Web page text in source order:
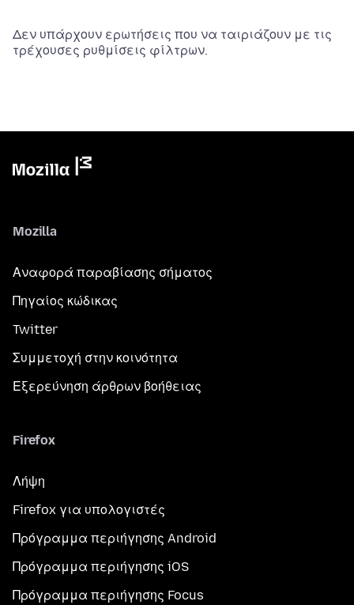
Δεν υπάρχουν ερωτήσεις που να ταιριάζουν με τις
τρέχουσες ρυθμίσεις φίλτρων.
Mozilla
Αναφορά παραβίασης σήματος
Πηγαίος κώδικας
Twitter
Συμμετοχή στην κοινότητα
Εξερεύνηση άρθρων βοήθειας
Firefox
Λήψη
Firefox για υπολογιστές
Πρόγραμμα περιήγησης Android
Πρόγραμμα περιήγησης iOS
Πρόγραμμα περιήγησης Focus